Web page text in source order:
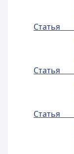
Статья
Статья
Статья